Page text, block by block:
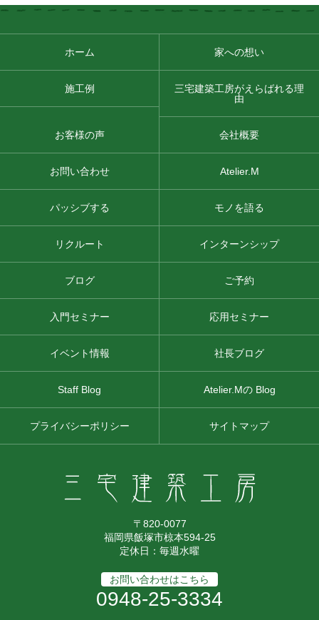
ホーム 家への想い
施工例
三宅建築工房がえらばれる理
由
お客様の声 会社概要
お問い合わせ Atelier.M
パッシブする モノを語る
リクルート インターンシップ
ブログ ご予約
入門セミナー 応用セミナー
イベント情報 社長ブログ
Staff Blog Atelier.Mの Blog
プライバシーポリシー サイトマップ
〒820-0077
福岡県飯塚市椋本594-25
定休日：毎週水曜
お問い合わせはこちら
0948-25-3334